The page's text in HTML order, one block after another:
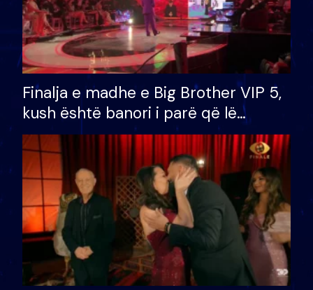
Finalja e madhe e Big Brother VIP 5,
kush është banori i parë që lë
shtëpinë dhe humb mundësinë për
të fituar çmimin e madh